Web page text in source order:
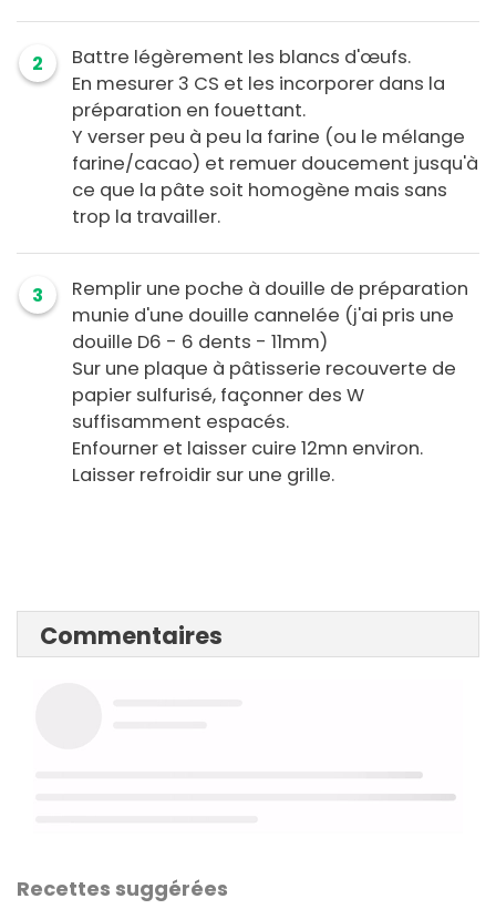
2
Battre légèrement les blancs d'œufs.
En mesurer 3 CS et les incorporer dans la
préparation en fouettant.
Y verser peu à peu la farine (ou le mélange
farine/cacao) et remuer doucement jusqu'à
ce que la pâte soit homogène mais sans
trop la travailler.
3
Remplir une poche à douille de préparation
munie d'une douille cannelée (j'ai pris une
douille D6 - 6 dents - 11mm)
Sur une plaque à pâtisserie recouverte de
papier sulfurisé, façonner des W
suffisamment espacés.
Enfourner et laisser cuire 12mn environ.
Laisser refroidir sur une grille.
Commentaires
Recettes suggérées